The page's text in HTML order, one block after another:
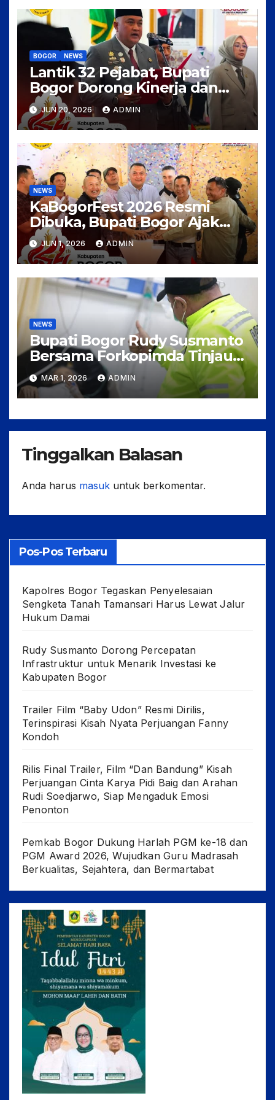
BOGOR NEWS
Lantik 32 Pejabat, Bupati
Bogor Dorong Kinerja dan
Pelayanan Publik Lebih
Optimal
JUN 20, 2026 ADMIN
NEWS
KaBogorFest 2026 Resmi
Dibuka, Bupati Bogor Ajak
Masyarakat Meriahkan HJB
ke-544
JUN 1, 2026 ADMIN
NEWS
Bupati Bogor Rudy Susmanto
Bersama Forkopimda Tinjau
Kesiapan Rumah Sakit
Rujukan Jelang Arus Mudik
dan Balik Lebaran
MAR 1, 2026 ADMIN
Tinggalkan Balasan
Anda harus masuk untuk berkomentar.
Pos-Pos Terbaru
Kapolres Bogor Tegaskan Penyelesaian
Sengketa Tanah Tamansari Harus Lewat Jalur
Hukum Damai
Rudy Susmanto Dorong Percepatan
Infrastruktur untuk Menarik Investasi ke
Kabupaten Bogor
Trailer Film “Baby Udon” Resmi Dirilis,
Terinspirasi Kisah Nyata Perjuangan Fanny
Kondoh
Rilis Final Trailer, Film “Dan Bandung” Kisah
Perjuangan Cinta Karya Pidi Baig dan Arahan
Rudi Soedjarwo, Siap Mengaduk Emosi
Penonton
Pemkab Bogor Dukung Harlah PGM ke-18 dan
PGM Award 2026, Wujudkan Guru Madrasah
Berkualitas, Sejahtera, dan Bermartabat